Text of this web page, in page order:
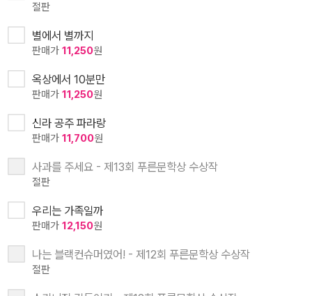
절판
별에서 별까지
판매가 11,250원
옥상에서 10분만
판매가 11,250원
신라 공주 파라랑
판매가 11,700원
사과를 주세요 - 제13회 푸른문학상 수상작
절판
우리는 가족일까
판매가 12,150원
나는 블랙컨슈머였어! - 제12회 푸른문학상 수상작
절판